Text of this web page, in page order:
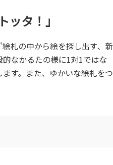
タ！」
札の中から絵を探し出す、新
なかるたの様に1対1ではな
す。また、ゆかいな絵札をつ